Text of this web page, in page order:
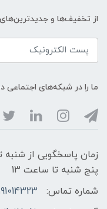
از تخفیف‌ها و
ما را در شبکه‌های اجتماعی
پنج شنبه تا ساعت 13
شماره تماس: